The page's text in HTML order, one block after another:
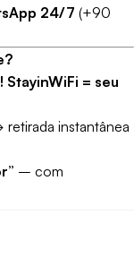
24/7 (+90
StayinWiFi = seu
instantânea
– com